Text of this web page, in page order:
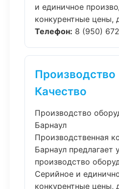
и единичное
конкурентные цены,
Телефон: 8 (950)
Качество
Производство
Барнаул
Производственная
Барнаул предлагает
производство
Серийное и
конкурентные цены,